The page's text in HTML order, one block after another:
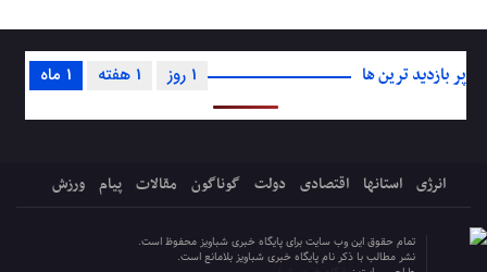
پر بازدید ترین ها 1 ماه 1 هفته 1 روز
انرژی استانها اقتصادی دولت گوناگون مقالات پیام ورزش
تمام حقوق این وب سایت برای پایگاه خبری شباویز محفوظ است.
نشر مطالب با ذکر نام پایگاه خبری شباویز بلامانع است.